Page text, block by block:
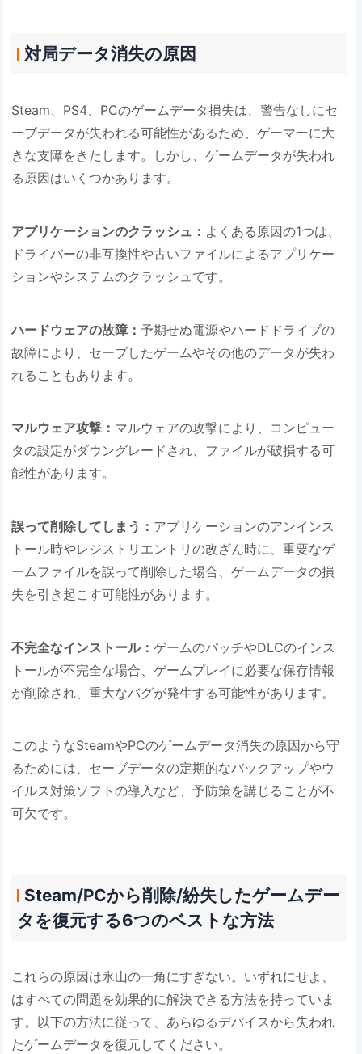
対局データ消失の原因
Steam、PS4、PCのゲームデータ損失は、警告なしにセ
ーブデータが失われる可能性があるため、ゲーマーに大
きな支障をきたします。しかし、ゲームデータが失われ
る原因はいくつかあります。
アプリケーションのクラッシュ： よくある原因の1つは、
ドライバーの非互換性や古いファイルによるアプリケー
ションやシステムのクラッシュです。
ハードウェアの故障：予期せぬ電源やハードドライブの
故障により、セーブしたゲームやその他のデータが失わ
れることもあります。
マルウェア攻撃： マルウェアの攻撃により、コンピュー
タの設定がダウングレードされ、ファイルが破損する可
能性があります。
誤って削除してしまう： アプリケーションのアンインス
トール時やレジストリエントリの改ざん時に、重要なゲ
ームファイルを誤って削除した場合、ゲームデータの損
失を引き起こす可能性があります。
不完全なインストール：ゲームのパッチやDLCのインス
トールが不完全な場合、ゲームプレイに必要な保存情報
が削除され、重大なバグが発生する可能性があります。
このようなSteamやPCのゲームデータ消失の原因から守
るためには、セーブデータの定期的なバックアップやウ
イルス対策ソフトの導入など、予防策を講じることが不
可欠です。
Steam/PCから削除/紛失したゲームデー
タを復元する6つのベストな方法
これらの原因は氷山の一角にすぎない。いずれにせよ、
はすべての問題を効果的に解決できる方法を持っていま
す。以下の方法に従って、あらゆるデバイスから失われ
たゲームデータを復元してください。